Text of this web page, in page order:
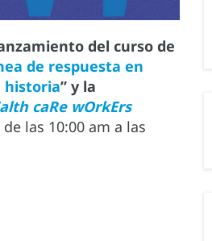
del curso de
de respuesta en
historia” y la
caRe wOrkErs
de las 10:00 am a las